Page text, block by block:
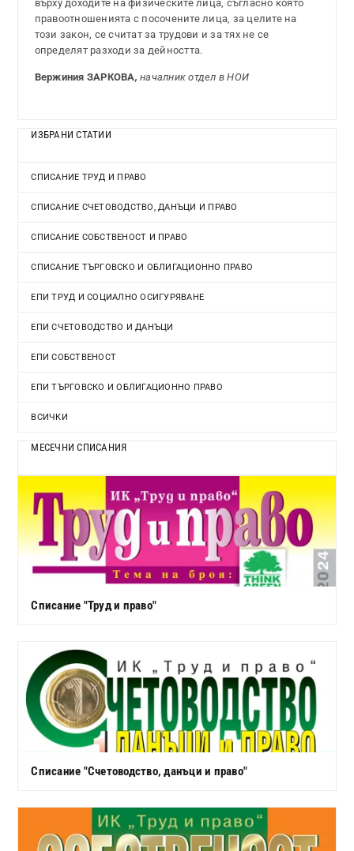
върху доходите на физическите лица, съгласно която
правоотношенията с посочените лица, за целите на
този закон, се считат за трудови и за тях не се
определят разходи за дейността.
Вержиния ЗАРКОВА,началник отдел в НОИ
ИЗБРАНИ СТАТИИ
СПИСАНИЕ ТРУД И ПРАВО
СПИСАНИЕ СЧЕТОВОДСТВО, ДАНЪЦИ И ПРАВО
СПИСАНИЕ СОБСТВЕНОСТ И ПРАВО
СПИСАНИЕ ТЪРГОВСКО И ОБЛИГАЦИОННО ПРАВО
ЕПИ ТРУД И СОЦИАЛНО ОСИГУРЯВАНЕ
ЕПИ СЧЕТОВОДСТВО И ДАНЪЦИ
ЕПИ СОБСТВЕНОСТ
ЕПИ ТЪРГОВСКО И ОБЛИГАЦИОННО ПРАВО
ВСИЧКИ
МЕСЕЧНИ СПИСАНИЯ
Списание "Труд и право"
Списание "Счетоводство, данъци и право"